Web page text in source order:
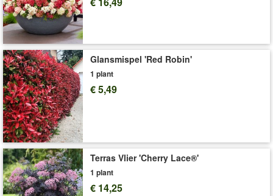
Levering omvat:9x9 cm-pot (Clematis), wortelnaakt, 3 triebige
A-Qualität (roos)
Glansmispel 'Red Robin'
1 plant
€ 5,49
Terras Vlier 'Cherry Lace®'
1 plant
€ 14,25